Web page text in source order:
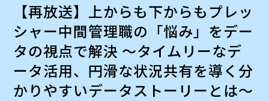
【再放送】上からも下からもプレッ
シャー中間管理職の「悩み」をデー
タの視点で解決 〜タイムリーなデ
ータ活用、円滑な状況共有を導く分
かりやすいデータストーリーとは〜